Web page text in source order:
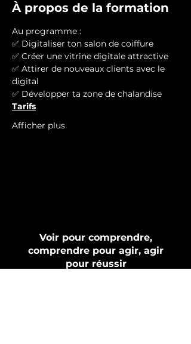
À propos de la formation
Au programme :
✅ Digitaliser ton salon de coiffure
✅ Créer une vitrine digitale attractive
✅ Attirer de nouveaux clients avec le
digital
✅ Développer ta zone de chalandise
Tarifs
Afficher plus
Voir pour comprendre,
comprendre pour agir, agir
pour réussir